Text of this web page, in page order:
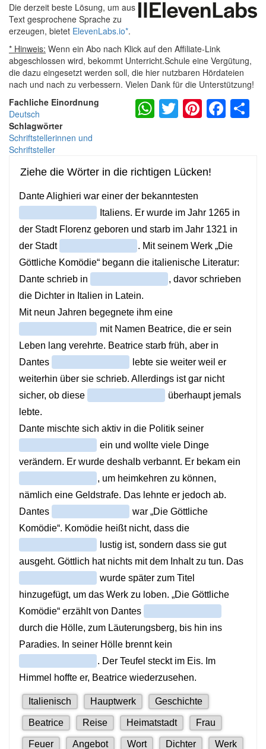
Die derzeit beste Lösung, um aus
Text gesprochene Sprache zu
erzeugen, bietet ElevenLabs.io*.
* Hinweis: Wenn ein Abo nach Klick auf den Affiliate-Link
abgeschlossen wird, bekommt Unterricht.Schule eine Vergütung,
die dazu eingesetzt werden soll, die hier nutzbaren Hördateien
nach und nach zu verbessern. Vielen Dank für die Unterstützung!
Fachliche Einordnung
Deutsch
Schlagwörter
Schriftstellerinnen und
Schriftsteller
WhatsApp
Twitter